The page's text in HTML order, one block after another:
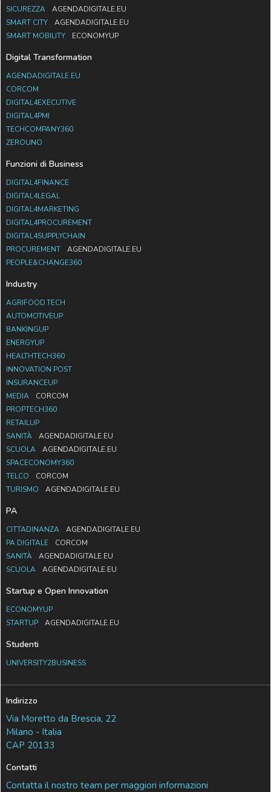
SICUREZZA
AGENDADIGITALE.EU
SMART CITY
AGENDADIGITALE.EU
SMART MOBILITY
ECONOMYUP
Digital Transformation
AGENDADIGITALE.EU
CORCOM
DIGITAL4EXECUTIVE
DIGITAL4PMI
TECHCOMPANY360
ZEROUNO
Funzioni di Business
DIGITAL4FINANCE
DIGITAL4LEGAL
DIGITAL4MARKETING
DIGITAL4PROCUREMENT
DIGITAL4SUPPLYCHAIN
PROCUREMENT
AGENDADIGITALE.EU
PEOPLE&CHANGE360
Industry
AGRIFOOD.TECH
AUTOMOTIVEUP
BANKINGUP
ENERGYUP
HEALTHTECH360
INNOVATION POST
INSURANCEUP
MEDIA
CORCOM
PROPTECH360
RETAILUP
SANITÀ
AGENDADIGITALE.EU
SCUOLA
AGENDADIGITALE.EU
SPACECONOMY360
TELCO
CORCOM
TURISMO
AGENDADIGITALE.EU
PA
CITTADINANZA
AGENDADIGITALE.EU
PA DIGITALE
CORCOM
SANITÀ
AGENDADIGITALE.EU
SCUOLA
AGENDADIGITALE.EU
Startup e Open Innovation
ECONOMYUP
STARTUP
AGENDADIGITALE.EU
Studenti
UNIVERSITY2BUSINESS
Indirizzo
Via Moretto da Brescia, 22
Milano - Italia
CAP 20133
Contatti
Contatta il nostro team per maggiori informazioni